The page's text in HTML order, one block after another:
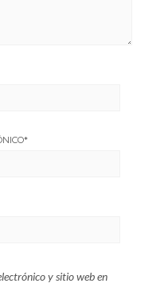
*
y sitio web en